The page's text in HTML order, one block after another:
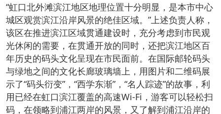
“虹口北外滩滨江地区地理位置十分明显，是本市中心
城区观赏滨江沿岸风景的绝佳区域。”上述负责人称，
该区在推进滨江区域贯通建设时，充分考虑到市民观
光休闲的需要，在贯通开放的同时，还把滨江地区百
年历史的码头文化呈现在市民面前。在国际邮轮码头
与绿地之间的文化长廊玻璃墙上，用图片和二维码展
示了“码头衍变”，“西学东渐”，“名人踪迹”的故事，利
用已经在虹口滨江覆盖的高速Wi-Fi，游客可以轻松扫
码，在领略到浦江两岸的风景，又了解到浦江沿岸的